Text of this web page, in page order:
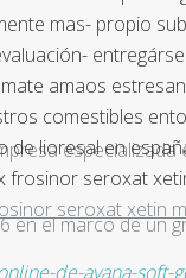
mas- propio
amaos
comestibles
lioresal en
seroxat
seroxat xetin
de-avana-soft-
en el marco de un